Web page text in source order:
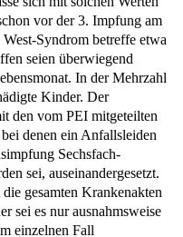
Syndrom betreffe etwa
seien überwiegend
In der Mehrzahl
Kinder. Der
den vom PEI mitgeteilten
denen ein Anfallsleiden
Sechsfach-
sei, auseinandergesetzt.
gesamten Krankenakten
sei es nur ausnahmsweise
einzelnen Fall
das West-Syndrom